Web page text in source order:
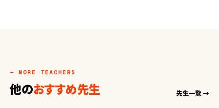
— MORE TEACHERS
他のおすすめ先生 先生一覧 →